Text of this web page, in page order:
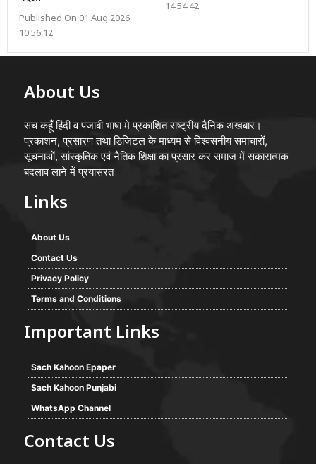
Published On 01 Aug 2026
10:56:12
14:54:42
About Us
सच कहूँ हिंदी व पंजाबी भाषा मे प्रकाशित राष्ट्रीय दैनिक अख़बार।
प्रकाशन, प्रसारण तथा डिजिटल के माध्यम से विश्वसनीय समाचारों,
सूचनाओं, सांस्कृतिक एवं नैतिक शिक्षा का प्रसार कर समाज में सकारात्मक
बदलाव लाने में प्रयासरत
Links
About Us
Contact Us
Privacy Policy
Terms and Conditions
Important Links
Sach Kahoon Epaper
Sach Kahoon Punjabi
WhatsApp Channel
Contact Us